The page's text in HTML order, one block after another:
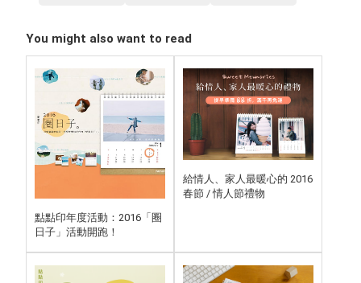
You might also want to read
點點印年度活動：2016「圈
日子」活動開跑！
給情人、家人最暖心的 2016
春節 / 情人節禮物